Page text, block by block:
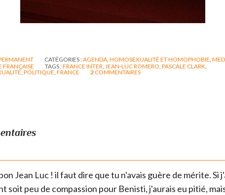
CATÉGORIES :AGENDA HOMOSEXUALITÉ ET HOMOPHOBIE
FRANÇAISE
TAGS :FRANCE INTER, JEAN-LUC ROMERO, PASCALE CLARK,
, POLITIQUE, FRANCE 2COMMENTAIRES
Jean Luc ! il faut dire que tu n'avais guère de mérite. Si
soit peu de compassion pour Benisti, j'aurais eu pitié,